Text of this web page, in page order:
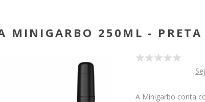
MINIGARBO 250ML -
A Minigarbo conta